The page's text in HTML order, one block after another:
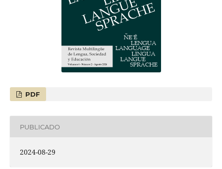
PDF
PUBLICADO
2024-08-29